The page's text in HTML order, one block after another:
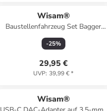
Wisam®
Baustellenfahrzeug Set Bagger
Lader Licht Sound
-25%
29,95 €
UVP: 39,99 €*
Wisam®